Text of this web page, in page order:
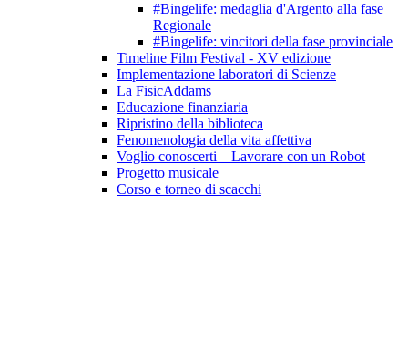
#Bingelife: medaglia d'Argento alla fase
Regionale
#Bingelife: vincitori della fase provinciale
Timeline Film Festival - XV edizione
Implementazione laboratori di Scienze
La FisicAddams
Educazione finanziaria
Ripristino della biblioteca
Fenomenologia della vita affettiva
Voglio conoscerti – Lavorare con un Robot
Progetto musicale
Corso e torneo di scacchi